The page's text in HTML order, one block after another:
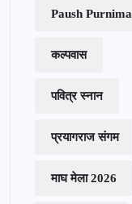
Paush Purnima
कल्पवास
पवित्र स्नान
प्रयागराज संगम
माघ मेला 2026